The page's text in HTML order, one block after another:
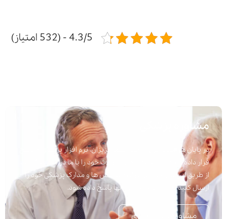
4.3/5 - (532 امتیاز)
مشاوره پزشکی
در پایان هر مقاله برای راحتی شما عزیزان، نرم افزار پرسش و پاسخ
قرار داده شده است تا به راحتی سوالات خود را با ما در میان بگذارید.
از طریق این نرم افزار می توانید پرسش ها و مدارک پزشکی خود را
ارسال کنید تا در اسرع وقت به آنها پاسخ داده شود.
مشاوره تلفنی فوری